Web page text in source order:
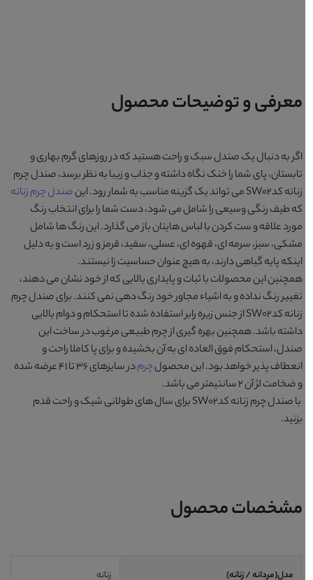
معرفی و توضیحات محصول
اگر به دنبال یک صندل سبک و راحت هستید که در روزهای گرم بهاری و
تابستان، پای شما را خنک نگاه داشته و جذاب و زیبا به نظر برسد،صندل چرم
زنانه کدSW02
می تواند یک گزینه مناسب به شمار رود. اینصندل چرم زنانه
که طیف رنگی وسیعی را شامل می شود، دست شما را برای انتخاب رنگ
مورد علاقه و ست کردن با لباس هایتان باز می گذارد. این رنگ ها شامل
مشکی، سبز، سرمه ای، قهوه ای، عسلی، سفید، قرمز و زرداست و به دلیل
اینکه پایه گیاهی دارند، به هیچ عنوان حساسیت زا نیستند.
همچنین این محصولات با ثبات و پایداری بالایی که از خود نشان می دهند،
تغییر رنگ نداده و به اشیاء مجاور خود رنگ دهی نمی کنند. برایصندل چرم
زنانه کدSW02
از جنس زیره رابر استفاده شده تا استحکام و دوام بالایی
داشته باشد. همچنین بهره گیری از چرم طبیعی مرغوب در ساخت این
صندل، استحکام فوق العاده ای به آن بخشیده و برای پا کاملا راحت و
انعطاف پذیر خواهد بود. این محصولچرم
در سایزهای 36 تا 41 عرضه شده
و ضخامت لژ آن 2 سانتیمتر می باشد.
صندل چرم زنانه کدSW02
برای سال های طولانی شیک و راحت قدم
بزنید.
مشخصات محصول
مدل(مردانه / زنانه) زنانه